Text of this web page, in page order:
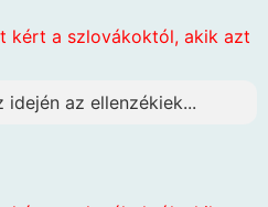
kért a szlovákoktól, akik azt
az ellenzékiek...